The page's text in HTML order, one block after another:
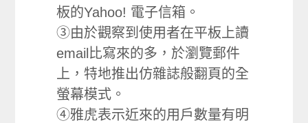
板的Yahoo! 電子信箱。
③由於觀察到使用者在平板上讀
email比寫來的多，於瀏覽郵件
上，特地推出仿雜誌般翻頁的全
螢幕模式。
④雅虎表示近來的用戶數量有明